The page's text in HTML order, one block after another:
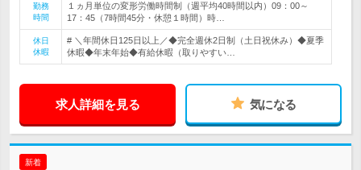
勤務
時間
１ヵ月単位の変形労働時間制（週平均40時間以内）09：00～
17：45（7時間45分・休憩１時間）時…
休日
休暇
# ＼年間休日125日以上／◆完全週休2日制（土日祝休み）◆夏季
休暇◆年末年始◆有給休暇（取りやすい…
求人詳細を見る 気になる
新着